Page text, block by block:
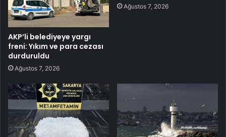
AKP’li belediyeye yargı
freni: Yıkım ve para cezası
durduruldu
Ağustos 7, 2026
Ağustos 7, 2026